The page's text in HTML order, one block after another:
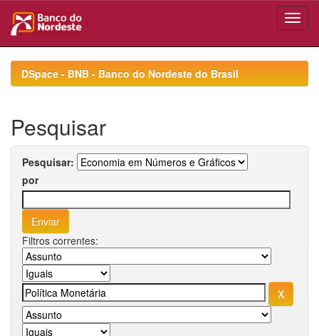
navigationDSpace - BNB - Banco do Nordeste do Brasil
Pesquisar
Pesquisar:
por
Filtros correntes: